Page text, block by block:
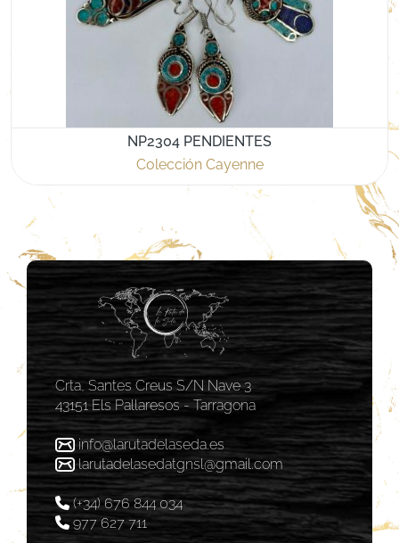
NP2304 PENDIENTES
Colección Cayenne
Crta, Santes Creus S/N Nave 3
43151 Els Pallaresos - Tarragona
info@larutadelaseda.es
larutadelasedatgnsl@gmail.com
(+34) 676 844 034
977 627 711